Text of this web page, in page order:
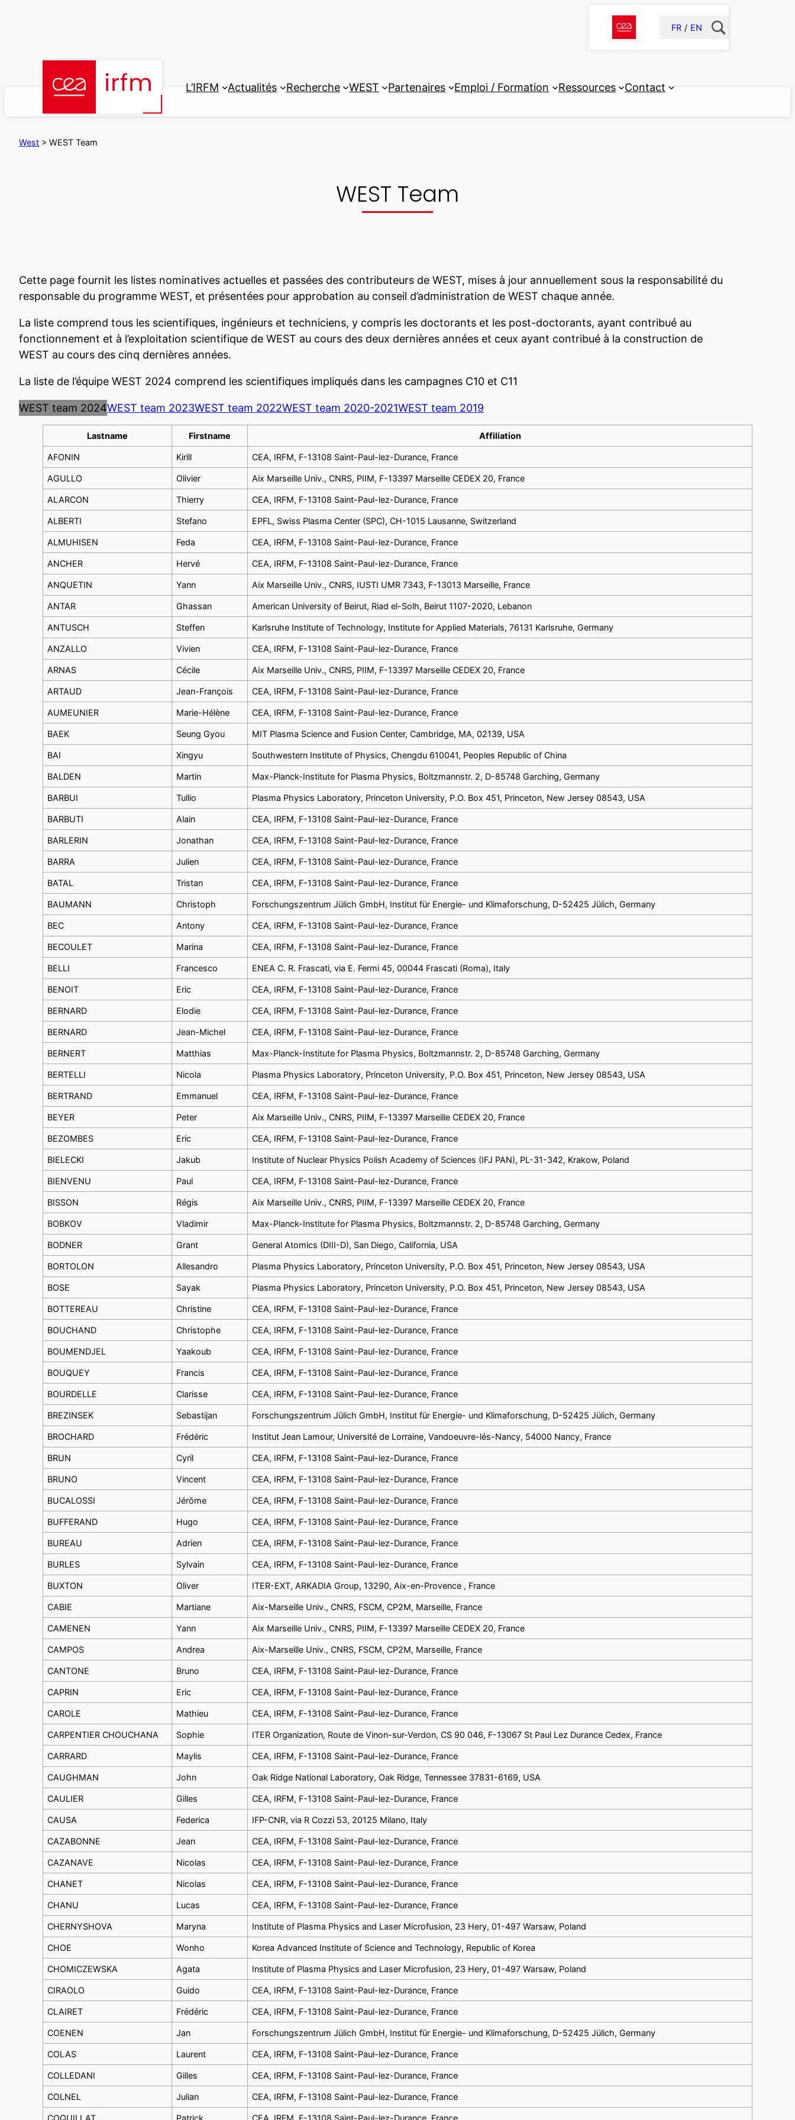
FR EN
L’IRFM Actualités Recherche WEST Partenaires Emploi / Formation Ressources Contact
West > WEST Team
WEST Team
Cette page fournit les listes nominatives actuelles et passées des contributeurs de WEST, mises à jour annuellement sous la responsabilité du
responsable du programme WEST, et présentées pour approbation au conseil d’administration de WEST chaque année.
La liste comprend tous les scientifiques, ingénieurs et techniciens, y compris les doctorants et les post-doctorants, ayant contribué au
fonctionnement et à l’exploitation scientifique de WEST au cours des deux dernières années et ceux ayant contribué à la construction de
WEST au cours des cinq dernières années.
La liste de l’équipe WEST 2024 comprend les scientifiques impliqués dans les campagnes C10 et C11
WEST team 2024WEST team 2023WEST team 2022WEST team 2020-2021WEST team 2019
Lastname Firstname Affiliation
AFONIN Kirill CEA, IRFM, F-13108 Saint-Paul-lez-Durance, France
AGULLO Olivier Aix Marseille Univ., CNRS, PIIM, F-13397 Marseille CEDEX 20, France
ALARCON Thierry CEA, IRFM, F-13108 Saint-Paul-lez-Durance, France
ALBERTI Stefano EPFL, Swiss Plasma Center (SPC), CH-1015 Lausanne, Switzerland
ALMUHISEN Feda CEA, IRFM, F-13108 Saint-Paul-lez-Durance, France
ANCHER Hervé CEA, IRFM, F-13108 Saint-Paul-lez-Durance, France
ANQUETIN Yann Aix Marseille Univ., CNRS, IUSTI UMR 7343, F-13013 Marseille, France
ANTAR Ghassan American University of Beirut, Riad el-Solh, Beirut 1107-2020, Lebanon
ANTUSCH Steffen Karlsruhe Institute of Technology, Institute for Applied Materials, 76131 Karlsruhe, Germany
ANZALLO Vivien CEA, IRFM, F-13108 Saint-Paul-lez-Durance, France
ARNAS Cécile Aix Marseille Univ., CNRS, PIIM, F-13397 Marseille CEDEX 20, France
ARTAUD Jean-François CEA, IRFM, F-13108 Saint-Paul-lez-Durance, France
AUMEUNIER Marie-Hélène CEA, IRFM, F-13108 Saint-Paul-lez-Durance, France
BAEK Seung Gyou MIT Plasma Science and Fusion Center, Cambridge, MA, 02139, USA
BAI Xingyu Southwestern Institute of Physics, Chengdu 610041, Peoples Republic of China
BALDEN Martin Max-Planck-Institute for Plasma Physics, Boltzmannstr. 2, D-85748 Garching, Germany
BARBUI Tullio Plasma Physics Laboratory, Princeton University, P.O. Box 451, Princeton, New Jersey 08543, USA
BARBUTI Alain CEA, IRFM, F-13108 Saint-Paul-lez-Durance, France
BARLERIN Jonathan CEA, IRFM, F-13108 Saint-Paul-lez-Durance, France
BARRA Julien CEA, IRFM, F-13108 Saint-Paul-lez-Durance, France
BATAL Tristan CEA, IRFM, F-13108 Saint-Paul-lez-Durance, France
BAUMANN Christoph Forschungszentrum Jülich GmbH, Institut für Energie- und Klimaforschung, D-52425 Jülich, Germany
BEC Antony CEA, IRFM, F-13108 Saint-Paul-lez-Durance, France
BECOULET Marina CEA, IRFM, F-13108 Saint-Paul-lez-Durance, France
BELLI Francesco ENEA C. R. Frascati, via E. Fermi 45, 00044 Frascati (Roma), Italy
BENOIT Eric CEA, IRFM, F-13108 Saint-Paul-lez-Durance, France
BERNARD Elodie CEA, IRFM, F-13108 Saint-Paul-lez-Durance, France
BERNARD Jean-Michel CEA, IRFM, F-13108 Saint-Paul-lez-Durance, France
BERNERT Matthias Max-Planck-Institute for Plasma Physics, Boltzmannstr. 2, D-85748 Garching, Germany
BERTELLI Nicola Plasma Physics Laboratory, Princeton University, P.O. Box 451, Princeton, New Jersey 08543, USA
BERTRAND Emmanuel CEA, IRFM, F-13108 Saint-Paul-lez-Durance, France
BEYER Peter Aix Marseille Univ., CNRS, PIIM, F-13397 Marseille CEDEX 20, France
BEZOMBES Eric CEA, IRFM, F-13108 Saint-Paul-lez-Durance, France
BIELECKI Jakub Institute of Nuclear Physics Polish Academy of Sciences (IFJ PAN), PL-31-342, Krakow, Poland
BIENVENU Paul CEA, IRFM, F-13108 Saint-Paul-lez-Durance, France
BISSON Régis Aix Marseille Univ., CNRS, PIIM, F-13397 Marseille CEDEX 20, France
BOBKOV Vladimir Max-Planck-Institute for Plasma Physics, Boltzmannstr. 2, D-85748 Garching, Germany
BODNER Grant General Atomics (DIII-D), San Diego, California, USA
BORTOLON Allesandro Plasma Physics Laboratory, Princeton University, P.O. Box 451, Princeton, New Jersey 08543, USA
BOSE Sayak Plasma Physics Laboratory, Princeton University, P.O. Box 451, Princeton, New Jersey 08543, USA
BOTTEREAU Christine CEA, IRFM, F-13108 Saint-Paul-lez-Durance, France
BOUCHAND Christophe CEA, IRFM, F-13108 Saint-Paul-lez-Durance, France
BOUMENDJEL Yaakoub CEA, IRFM, F-13108 Saint-Paul-lez-Durance, France
BOUQUEY Francis CEA, IRFM, F-13108 Saint-Paul-lez-Durance, France
BOURDELLE Clarisse CEA, IRFM, F-13108 Saint-Paul-lez-Durance, France
BREZINSEK Sebastijan Forschungszentrum Jülich GmbH, Institut für Energie- und Klimaforschung, D-52425 Jülich, Germany
BROCHARD Frédéric Institut Jean Lamour, Université de Lorraine, Vandoeuvre-lés-Nancy, 54000 Nancy, France
BRUN Cyril CEA, IRFM, F-13108 Saint-Paul-lez-Durance, France
BRUNO Vincent CEA, IRFM, F-13108 Saint-Paul-lez-Durance, France
BUCALOSSI Jérôme CEA, IRFM, F-13108 Saint-Paul-lez-Durance, France
BUFFERAND Hugo CEA, IRFM, F-13108 Saint-Paul-lez-Durance, France
BUREAU Adrien CEA, IRFM, F-13108 Saint-Paul-lez-Durance, France
BURLES Sylvain CEA, IRFM, F-13108 Saint-Paul-lez-Durance, France
BUXTON Oliver ITER-EXT, ARKADIA Group, 13290, Aix-en-Provence , France
CABIE Martiane Aix-Marseille Univ., CNRS, FSCM, CP2M, Marseille, France
CAMENEN Yann Aix Marseille Univ., CNRS, PIIM, F-13397 Marseille CEDEX 20, France
CAMPOS Andrea Aix-Marseille Univ., CNRS, FSCM, CP2M, Marseille, France
CANTONE Bruno CEA, IRFM, F-13108 Saint-Paul-lez-Durance, France
CAPRIN Eric CEA, IRFM, F-13108 Saint-Paul-lez-Durance, France
CAROLE Mathieu CEA, IRFM, F-13108 Saint-Paul-lez-Durance, France
CARPENTIER CHOUCHANA Sophie ITER Organization, Route de Vinon-sur-Verdon, CS 90 046, F-13067 St Paul Lez Durance Cedex, France
CARRARD Maylis CEA, IRFM, F-13108 Saint-Paul-lez-Durance, France
CAUGHMAN John Oak Ridge National Laboratory, Oak Ridge, Tennessee 37831-6169, USA
CAULIER Gilles CEA, IRFM, F-13108 Saint-Paul-lez-Durance, France
CAUSA Federica IFP-CNR, via R Cozzi 53, 20125 Milano, Italy
CAZABONNE Jean CEA, IRFM, F-13108 Saint-Paul-lez-Durance, France
CAZANAVE Nicolas CEA, IRFM, F-13108 Saint-Paul-lez-Durance, France
CHANET Nicolas CEA, IRFM, F-13108 Saint-Paul-lez-Durance, France
CHANU Lucas CEA, IRFM, F-13108 Saint-Paul-lez-Durance, France
CHERNYSHOVA Maryna Institute of Plasma Physics and Laser Microfusion, 23 Hery, 01-497 Warsaw, Poland
CHOE Wonho Korea Advanced Institute of Science and Technology, Republic of Korea
CHOMICZEWSKA Agata Institute of Plasma Physics and Laser Microfusion, 23 Hery, 01-497 Warsaw, Poland
CIRAOLO Guido CEA, IRFM, F-13108 Saint-Paul-lez-Durance, France
CLAIRET Frédéric CEA, IRFM, F-13108 Saint-Paul-lez-Durance, France
COENEN Jan Forschungszentrum Jülich GmbH, Institut für Energie- und Klimaforschung, D-52425 Jülich, Germany
COLAS Laurent CEA, IRFM, F-13108 Saint-Paul-lez-Durance, France
COLLEDANI Gilles CEA, IRFM, F-13108 Saint-Paul-lez-Durance, France
COLNEL Julian CEA, IRFM, F-13108 Saint-Paul-lez-Durance, France
COQUILLAT Patrick CEA, IRFM, F-13108 Saint-Paul-lez-Durance, France